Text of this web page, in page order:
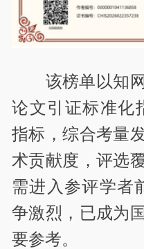
该榜单以知
论文引证标准化
指标，综合考量
术贡献度，评选
需进入参评学者
争激烈，已成为
要参考。